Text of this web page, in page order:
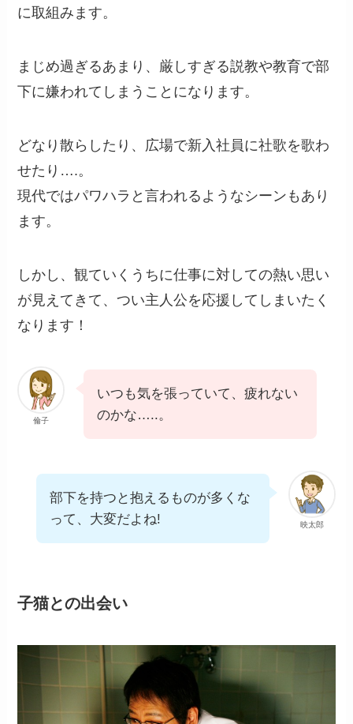
に取組みます。
まじめ過ぎるあまり、厳しすぎる説教や教育で部
下に嫌われてしまうことになります。
どなり散らしたり、広場で新入社員に社歌を歌わ
せたり….。
現代ではパワハラと言われるようなシーンもあり
ます。
しかし、観ていくうちに仕事に対しての熱い思い
が見えてきて、つい主人公を応援してしまいたく
なります！
倫子
いつも気を張っていて、疲れない
のかな…..。
映太郎
部下を持つと抱えるものが多くな
って、大変だよね!
子猫との出会い